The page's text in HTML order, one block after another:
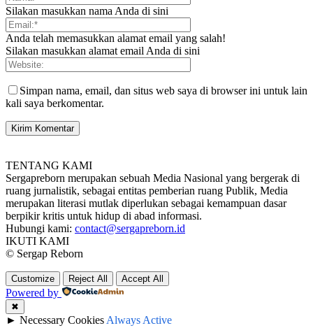
Silakan masukkan nama Anda di sini
Anda telah memasukkan alamat email yang salah!
Silakan masukkan alamat email Anda di sini
Simpan nama, email, dan situs web saya di browser ini untuk lain
kali saya berkomentar.
TENTANG KAMI
Sergapreborn merupakan sebuah Media Nasional yang bergerak di
ruang jurnalistik, sebagai entitas pemberian ruang Publik, Media
merupakan literasi mutlak diperlukan sebagai kemampuan dasar
berpikir kritis untuk hidup di abad informasi.
Hubungi kami: contact@sergapreborn.id
IKUTI KAMI
© Sergap Reborn
Customize Reject All Accept All
Powered by
✖
► Necessary Cookies Always Active